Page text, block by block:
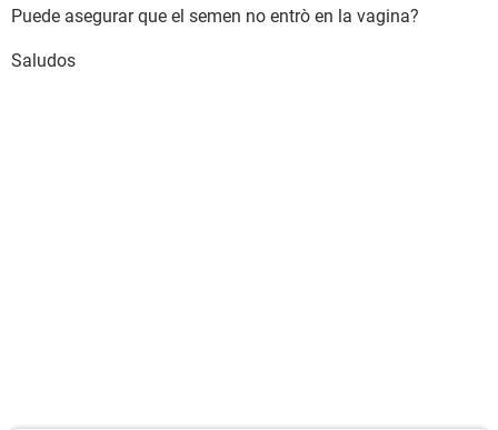
Puede asegurar que el semen no entrò en la vagina?
Saludos